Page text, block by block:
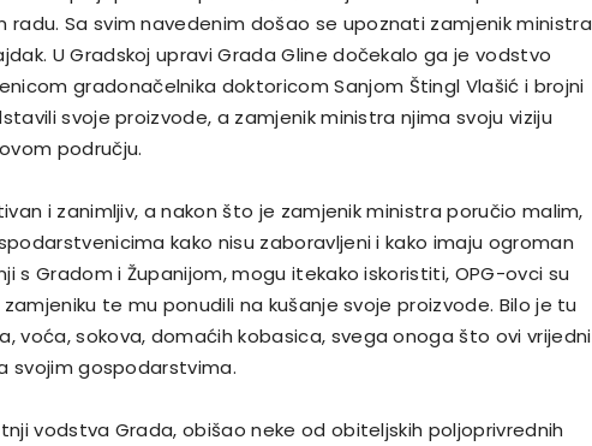
radu. Sa svim navedenim došao se upoznati zamjenik ministra
U Gradskoj upravi Grada Gline dočekalo ga je vodstvo
gradonačelnika doktoricom Sanjom Štingl Vlašić i brojni
svoje proizvode, a zamjenik ministra njima svoju viziju
području.
i zanimljiv, a nakon što je zamjenik ministra poručio malim,
kako nisu zaboravljeni i kako imaju ogroman
s Gradom i Županijom, mogu itekako iskoristiti, OPG-ovci su
te mu ponudili na kušanje svoje proizvode. Bilo je tu
voća, sokova, domaćih kobasica, svega onoga što ovi vrijedni
svojim gospodarstvima.
vodstva Grada, obišao neke od obiteljskih poljoprivrednih